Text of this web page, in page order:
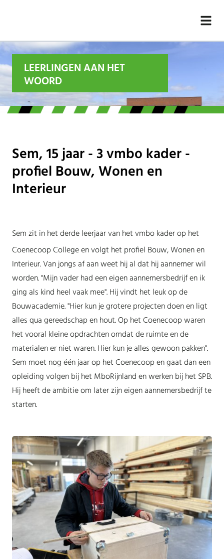
LEERLINGEN AAN HET
WOORD
Sem, 15 jaar - 3 vmbo kader -
profiel Bouw, Wonen en
Interieur
Sem zit in het derde leerjaar van het vmbo kader op het
Coenecoop College en volgt het profiel Bouw, Wonen en
Interieur. Van jongs af aan weet hij al dat hij aannemer wil
worden. "Mijn vader had een eigen aannemersbedrijf en ik
ging als kind heel vaak mee". Hij vindt het leuk op de
Bouwacademie. "Hier kun je grotere projecten doen en ligt
alles qua gereedschap en hout. Op het Coenecoop waren
het vooral kleine opdrachten omdat de ruimte en de
materialen er niet waren. Hier kun je alles gewoon pakken".
Sem moet nog één jaar op het Coenecoop en gaat dan een
opleiding volgen bij het MboRijnland en werken bij het SPB.
Hij heeft de ambitie om later zijn eigen aannemersbedrijf te
starten.